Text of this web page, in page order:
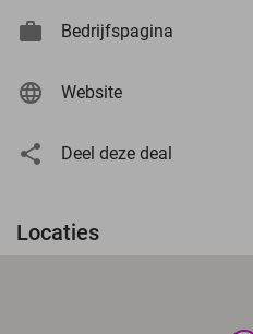
Bedrijfspagina
Website
Deel deze deal
Locaties